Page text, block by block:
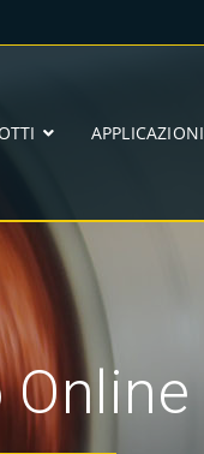
APPLICAZIONI